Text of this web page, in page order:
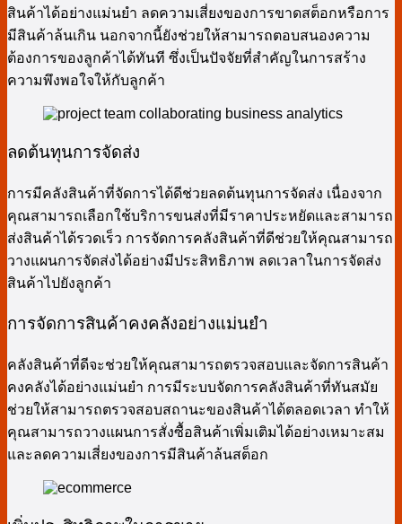
สินค้าได้อย่างแม่นยำ ลดความเสี่ยงของการขาดสต็อกหรือการ
มีสินค้าล้นเกิน นอกจากนี้ยังช่วยให้สามารถตอบสนองความ
ต้องการของลูกค้าได้ทันที ซึ่งเป็นปัจจัยที่สำคัญในการสร้าง
ความพึงพอใจให้กับลูกค้า
ลดต้นทุนการจัดส่ง
การมีคลังสินค้าที่จัดการได้ดีช่วยลดต้นทุนการจัดส่ง เนื่องจาก
คุณสามารถเลือกใช้บริการขนส่งที่มีราคาประหยัดและสามารถ
ส่งสินค้าได้รวดเร็ว การจัดการคลังสินค้าที่ดีช่วยให้คุณสามารถ
วางแผนการจัดส่งได้อย่างมีประสิทธิภาพ ลดเวลาในการจัดส่ง
สินค้าไปยังลูกค้า
การจัดการสินค้าคงคลังอย่างแม่นยำ
คลังสินค้าที่ดีจะช่วยให้คุณสามารถตรวจสอบและจัดการสินค้า
คงคลังได้อย่างแม่นยำ การมีระบบจัดการคลังสินค้าที่ทันสมัย
ช่วยให้สามารถตรวจสอบสถานะของสินค้าได้ตลอดเวลา ทำให้
คุณสามารถวางแผนการสั่งซื้อสินค้าเพิ่มเติมได้อย่างเหมาะสม
และลดความเสี่ยงของการมีสินค้าล้นสต็อก